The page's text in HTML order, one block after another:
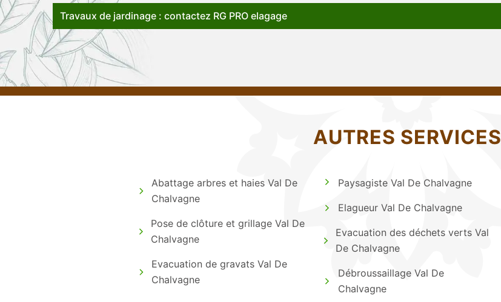
Travaux de jardinage : contactez RG PRO elagage
AUTRES SERVICES
Abattage arbres et haies Val De
Chalvagne
Pose de clôture et grillage Val De
Chalvagne
Evacuation de gravats Val De
Chalvagne
Paysagiste Val De Chalvagne
Elagueur Val De Chalvagne
Evacuation des déchets verts Val
De Chalvagne
Débroussaillage Val De
Chalvagne